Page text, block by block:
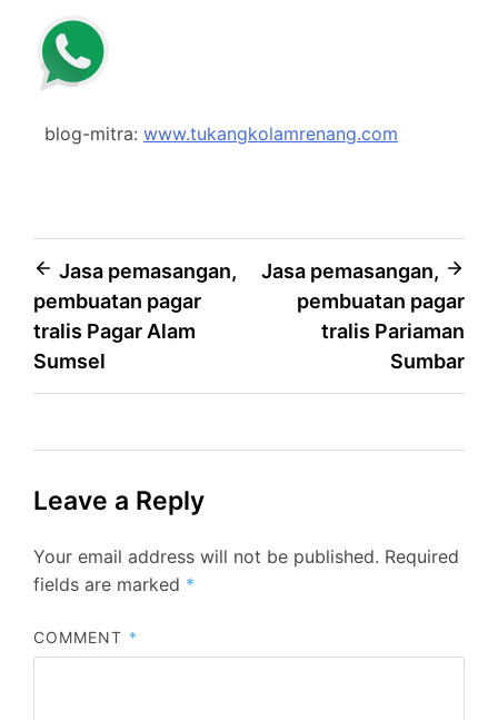
blog-mitra: www.tukangkolamrenang.com
Post
navigation
Jasa pemasangan,
pembuatan pagar
tralis Pagar Alam
Sumsel
Jasa pemasangan,
pembuatan pagar
tralis Pariaman
Sumbar
Leave a Reply
Your email address will not be published. Required
fields are marked *
COMMENT *